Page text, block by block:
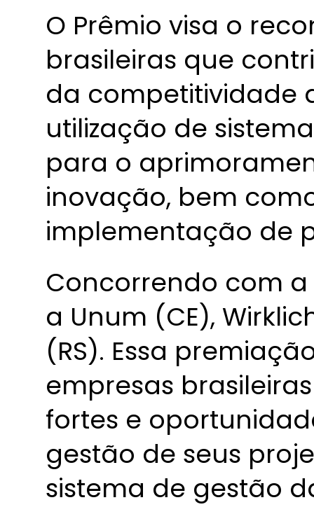
O Prêmio visa o
brasileiras que
da competitividade
utilização de
para o
inovação, bem
implementação de
Concorrendo com
a Unum (CE),
(RS). Essa
empresas
fortes e
gestão de seus
sistema de gestão